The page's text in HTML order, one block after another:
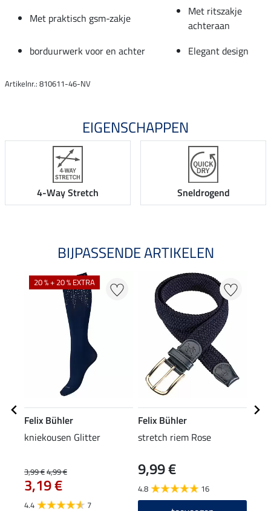
Met praktisch gsm-zakje
Met ritszakje
achteraan
borduurwerk voor en achter
Elegant design
Artikelnr.: 810611-46-NV
EIGENSCHAPPEN
4-Way Stretch Sneldrogend
BIJPASSENDE ARTIKELEN
20 % + 20 % EXTRA
Felix Bühler
kniekousen Glitter
3,99 €4,99 €
3,19 €
4.4 7
Felix Bühler
stretch riem Rose
9,99 €
4.8 16